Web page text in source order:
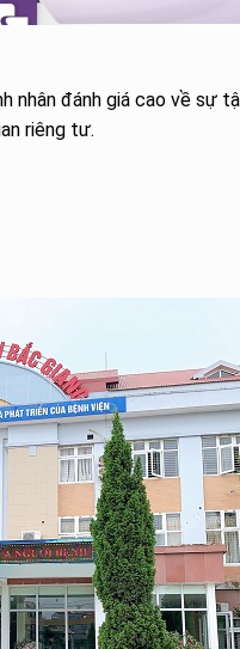
nhân đánh giá cao về sự
riêng tư.